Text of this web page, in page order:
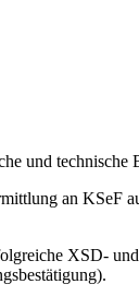
und technische
an KSeF
XSD-